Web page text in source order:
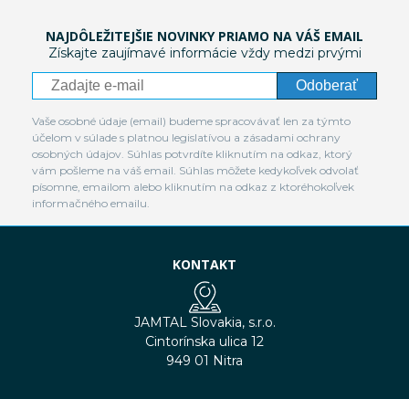
NAJDÔLEŽITEJŠIE NOVINKY PRIAMO NA VÁŠ EMAIL
Získajte zaujímavé informácie vždy medzi prvými
Odoberať
Vaše osobné údaje (email) budeme spracovávať len za týmto
účelom v súlade s platnou legislatívou a zásadami ochrany
osobných údajov. Súhlas potvrdíte kliknutím na odkaz, ktorý
vám pošleme na váš email. Súhlas môžete kedykoľvek odvolať
písomne, emailom alebo kliknutím na odkaz z ktoréhokoľvek
informačného emailu.
KONTAKT
JAMTAL Slovakia, s.r.o.
Cintorínska ulica 12
949 01 Nitra